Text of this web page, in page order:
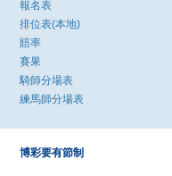
報名表
排位表(本地)
賠率
賽果
騎師分場表
練馬師分場表
博彩要有節制